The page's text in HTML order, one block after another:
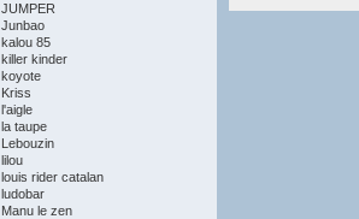
JUMPER
Junbao
kalou 85
killer kinder
koyote
Kriss
l'aigle
la taupe
Lebouzin
lilou
louis rider catalan
ludobar
Manu le zen